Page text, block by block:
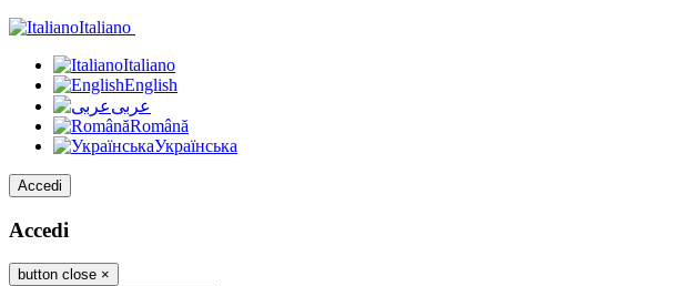
Italiano
Italiano
English
عربى
Română
Українська
Accedi
Accedi
button close ×